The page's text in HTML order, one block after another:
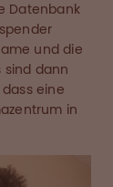
Datenbank
und die
sind dann
eine
in